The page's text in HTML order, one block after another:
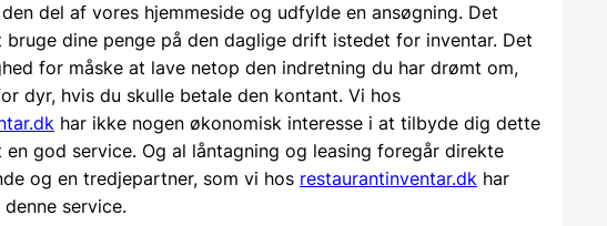
del af vores hjemmeside og udfylde en ansøgning. Det
dine penge på den daglige drift istedet for inventar. Det
for måske at lave netop den indretning du har drømt om,
dyr, hvis du skulle betale den kontant. Vi hos
har ikke nogen økonomisk interesse i at tilbyde dig dette
god service. Og al låntagning og leasing foregår direkte
og en tredjepartner, som vi hos restaurantinventar.dk har
service.